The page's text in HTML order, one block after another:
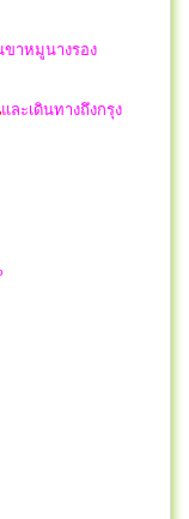
ขาหมูนางรอง
และเดินทางถึงกรุง